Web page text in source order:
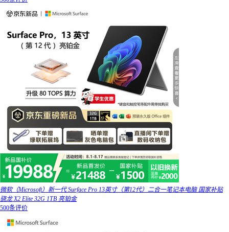
微软（Microsoft）新一代 Surface Pro 13英寸（第12代）二合一笔记本电脑 国家补贴
骁龙 X2 Elite 32G 1TB 亮铂金
500条评价